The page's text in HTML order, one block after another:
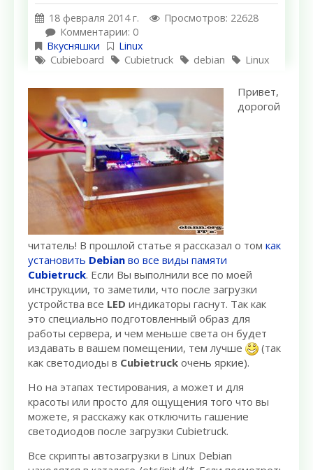
18 февраля 2014 г.
Просмотров: 22628
Комментарии: 0
Вкусняшки
Linux
Cubieboard
Cubietruck debian Linux
Привет,
дорогой
читатель! В прошлой статье я рассказал о том как
установить Debian во все виды памяти
Cubietruck. Если Вы выполнили все по моей
инструкции, то заметили, что после загрузки
устройства все LED индикаторы гаснут. Так как
это специально подготовленный образ для
работы сервера, и чем меньше света он будет
издавать в вашем помещении, тем лучше
(так
как светодиоды в Cubietruck очень яркие).
Но на этапах тестирования, а может и для
красоты или просто для ощущения того что вы
можете, я расскажу как отключить гашение
светодиодов после загрузки Cubietruck.
Все скрипты автозагрузки в Linux Debian